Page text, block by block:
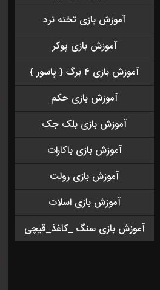
آموزش بازی تخته نرد
آموزش بازی پوکر
آموزش بازی ۴ برگ { پاسور }
آموزش بازی حکم
آموزش بازی بلک جک
آموزش بازی باکارات
آموزش بازی رولت
آموزش بازی اسلات
آموزش بازی سنگ _کاغذ_قیچی